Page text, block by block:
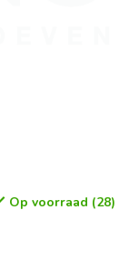
Op voorraad (28)